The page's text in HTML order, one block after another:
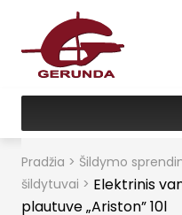
Pradžia > Šildymo
šildytuvai > Elektrinis
plautuve „Ariston” 10l